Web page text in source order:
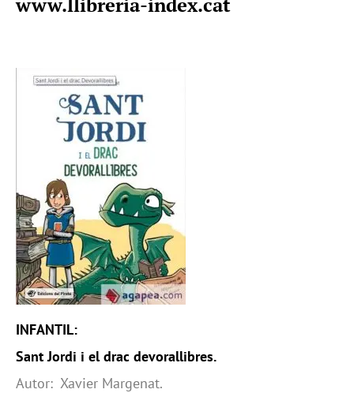
INFANTIL:
Sant Jordi i el drac devorallibres.
Autor: Xavier Margenat.